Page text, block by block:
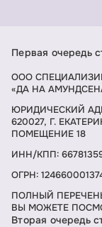
Первая очередь
ООО
«ДА НА
ЮРИДИЧЕСКИЙ
620027, Г.
ПОМЕЩЕНИЕ 18
ИНН/КПП:
ОГРН:
ПОЛНЫЙ
ВЫ МОЖЕТЕ
Вторая очередь